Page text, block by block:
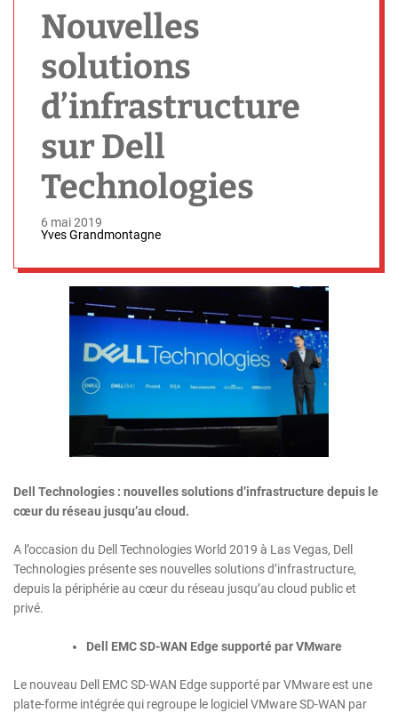
Nouvelles
solutions
d’infrastructure
sur Dell
Technologies
6 mai 2019
Yves Grandmontagne
Dell Technologies : nouvelles solutions d’infrastructure depuis le
cœur du réseau jusqu’au cloud.
A l’occasion du Dell Technologies World 2019 à Las Vegas, Dell
Technologies présente ses nouvelles solutions d’infrastructure,
depuis la périphérie au cœur du réseau jusqu’au cloud public et
privé.
Dell EMC SD-WAN Edge supporté par VMware
Le nouveau Dell EMC SD-WAN Edge supporté par VMware est une
plate-forme intégrée qui regroupe le logiciel VMware SD-WAN par